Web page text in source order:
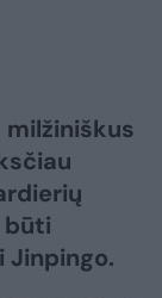
būti
Jinpingo.